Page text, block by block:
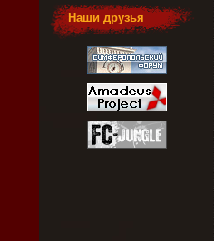
Наши друзья